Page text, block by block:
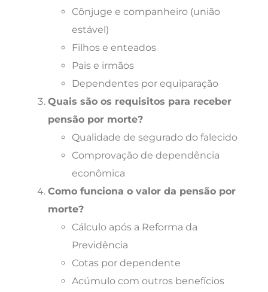
Cônjuge e companheiro (união
estável)
Filhos e enteados
Pais e irmãos
Dependentes por equiparação
Quais são os requisitos para receber
pensão por morte?
Qualidade de segurado do falecido
Comprovação de dependência
econômica
Como funciona o valor da pensão por
morte?
Cálculo após a Reforma da
Previdência
Cotas por dependente
Acúmulo com outros benefícios